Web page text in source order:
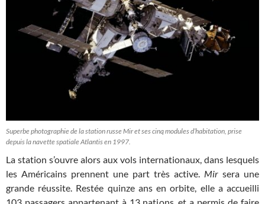
Superbe photographie de la station russe Mir et ses cinq modules d’habitation, prise
depuis la navette spatiale Atlantis en 1997.
La station s’ouvre alors aux vols internationaux, dans lesquels
les Américains prennent une part très active. Mir sera une
grande réussite. Restée quinze ans en orbite, elle a accueilli